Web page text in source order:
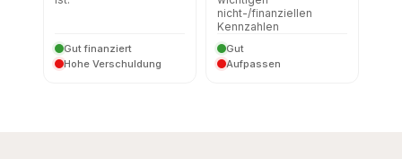
Gut finanziert
Hohe Verschuldung
nicht-/finanziellen
Kennzahlen
Gut
Aufpassen